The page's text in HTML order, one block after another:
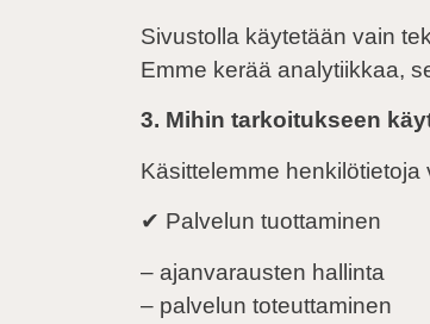
Sivustolla käytetään vain
Emme kerää analytiikkaa,
3. Mihin tarkoitukseen
Käsittelemme
✔ Palvelun tuottaminen
– ajanvarausten hallinta
– palvelun toteuttaminen